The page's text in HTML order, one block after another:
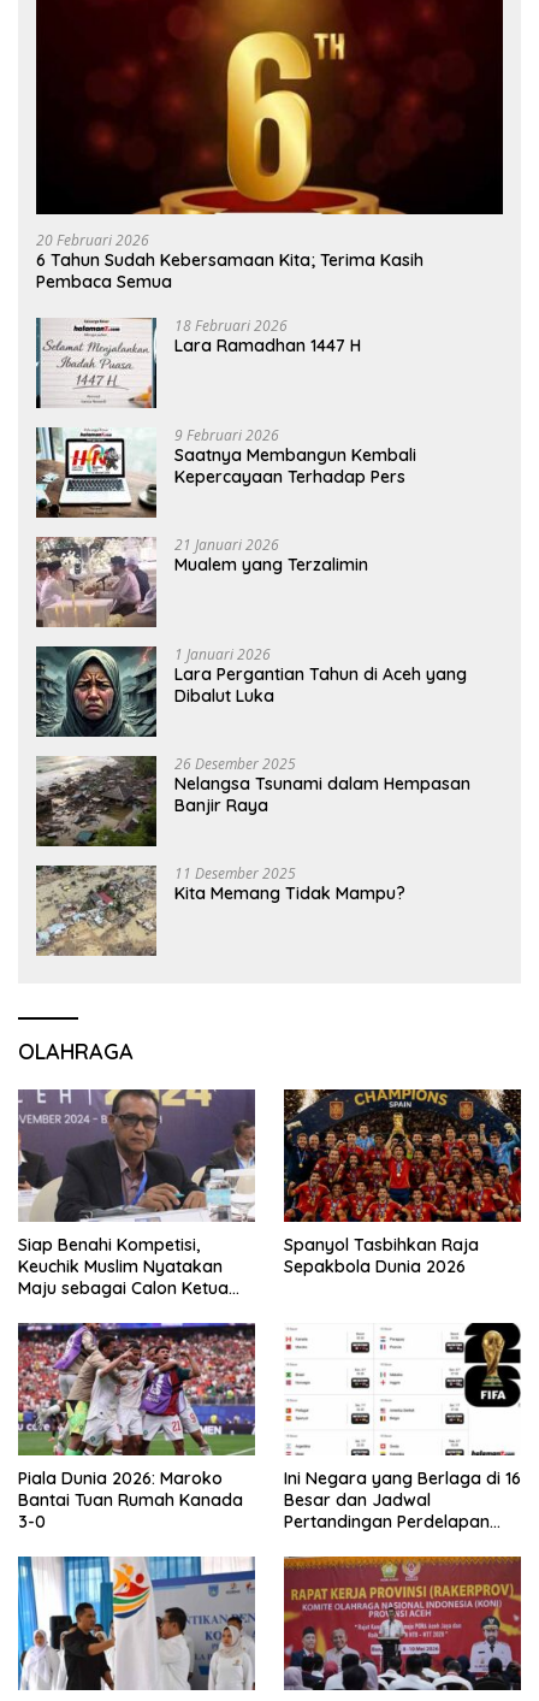
20 Februari 2026
6 Tahun Sudah Kebersamaan Kita; Terima Kasih
Pembaca Semua
18 Februari 2026
Lara Ramadhan 1447 H
9 Februari 2026
Saatnya Membangun Kembali
Kepercayaan Terhadap Pers
21 Januari 2026
Mualem yang Terzalimin
1 Januari 2026
Lara Pergantian Tahun di Aceh yang
Dibalut Luka
26 Desember 2025
Nelangsa Tsunami dalam Hempasan
Banjir Raya
11 Desember 2025
Kita Memang Tidak Mampu?
OLAHRAGA
Siap Benahi Kompetisi,
Keuchik Muslim Nyatakan
Maju sebagai Calon Ketua
Spanyol Tasbihkan Raja
Sepakbola Dunia 2026
Piala Dunia 2026: Maroko
Bantai Tuan Rumah Kanada
3-0
Ini Negara yang Berlaga di 16
Besar dan Jadwal
Pertandingan Perdelapan